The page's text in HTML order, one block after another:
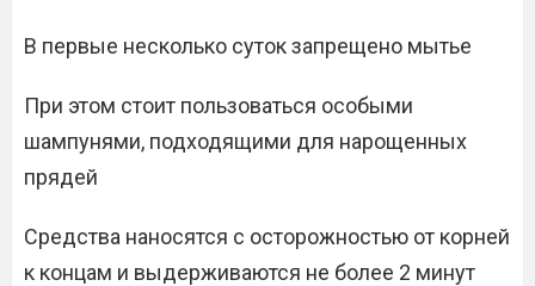
В первые несколько суток запрещено мытье
При этом стоит пользоваться особыми
шампунями, подходящими для нарощенных
прядей
Средства наносятся с осторожностью от корней
к концам и выдерживаются не более 2 минут